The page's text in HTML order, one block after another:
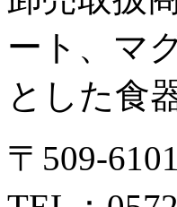
ート、マ
とした食
〒509-